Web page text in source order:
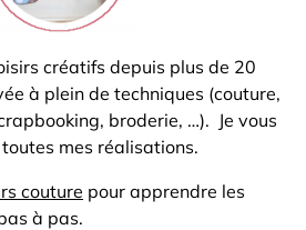
créatifs depuis plus de 20
à plein de techniques (couture,
broderie, …). Je vous
toutes mes réalisations.
couture pour apprendre les
à pas.